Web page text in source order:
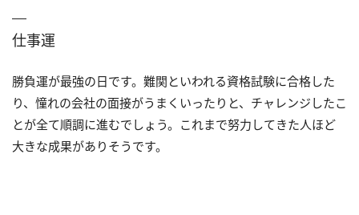
仕事運
勝負運が最強の日です。難関といわれる資格試験に合格した
り、憧れの会社の面接がうまくいったりと、チャレンジしたこ
とが全て順調に進むでしょう。これまで努力してきた人ほど
大きな成果がありそうです。